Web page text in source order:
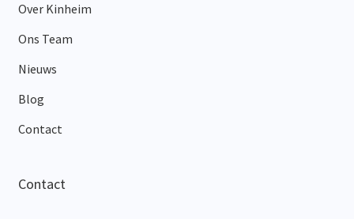
Over Kinheim
Ons Team
Nieuws
Blog
Contact
Contact